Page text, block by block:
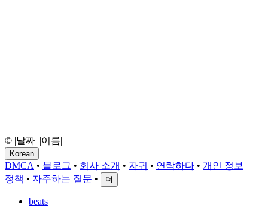
© |날짜| |이름|
Korean
DMCA • 블로그 • 회사 소개 • 자귀 • 연락하다 • 개인 정보
정책 • 자주하는 질문 • 더
beats